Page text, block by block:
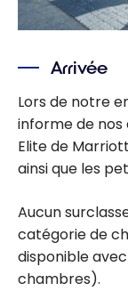
Arrivée
Lors de notre
informe de
Elite de
ainsi que les
Aucun
catégorie de
disponible
chambres).